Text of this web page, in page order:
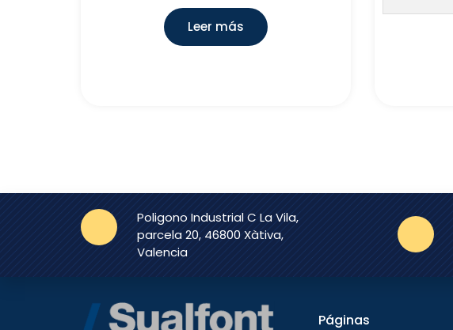
Leer más
Poligono Industrial C La Vila,
parcela 20, 46800 Xàtiva,
Valencia
Páginas